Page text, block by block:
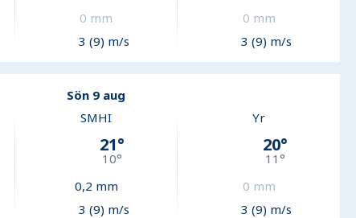
0 mm
3 (9) m/s
0 mm
3 (9) m/s
Sön 9 aug
SMHI
21°
10°
0,2 mm
3 (9) m/s
Yr
20°
11 °
0 mm
3 (9) m/s